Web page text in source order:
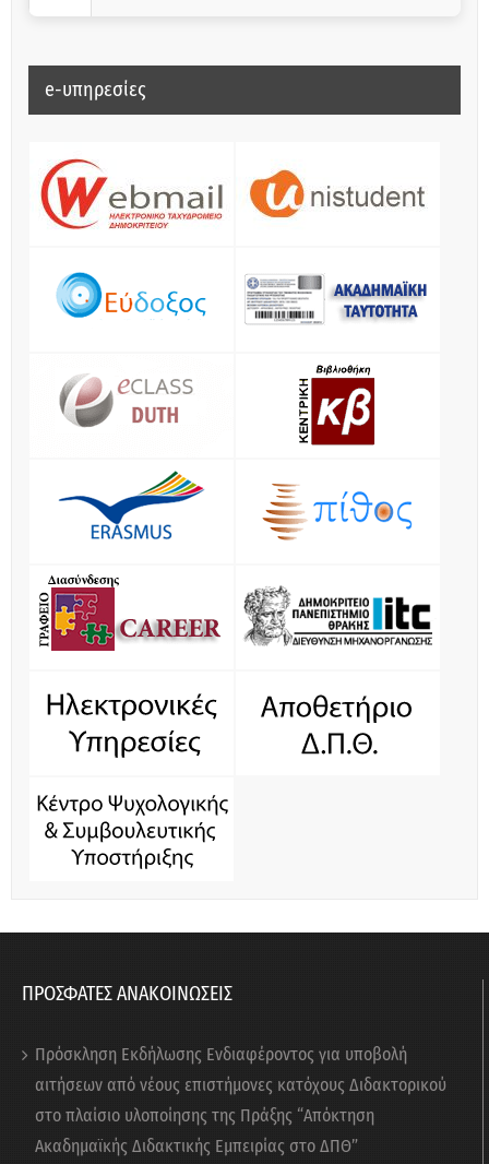
e-υπηρεσίες
ΠΡΟΣΦΑΤΕΣ ΑΝΑΚΟΙΝΩΣΕΙΣ
Πρόσκληση Εκδήλωσης Ενδιαφέροντος για υποβολή
αιτήσεων από νέους επιστήμονες κατόχους Διδακτορικού
στο πλαίσιο υλοποίησης της Πράξης “Απόκτηση
Ακαδημαϊκής Διδακτικής Εμπειρίας στο ΔΠΘ”